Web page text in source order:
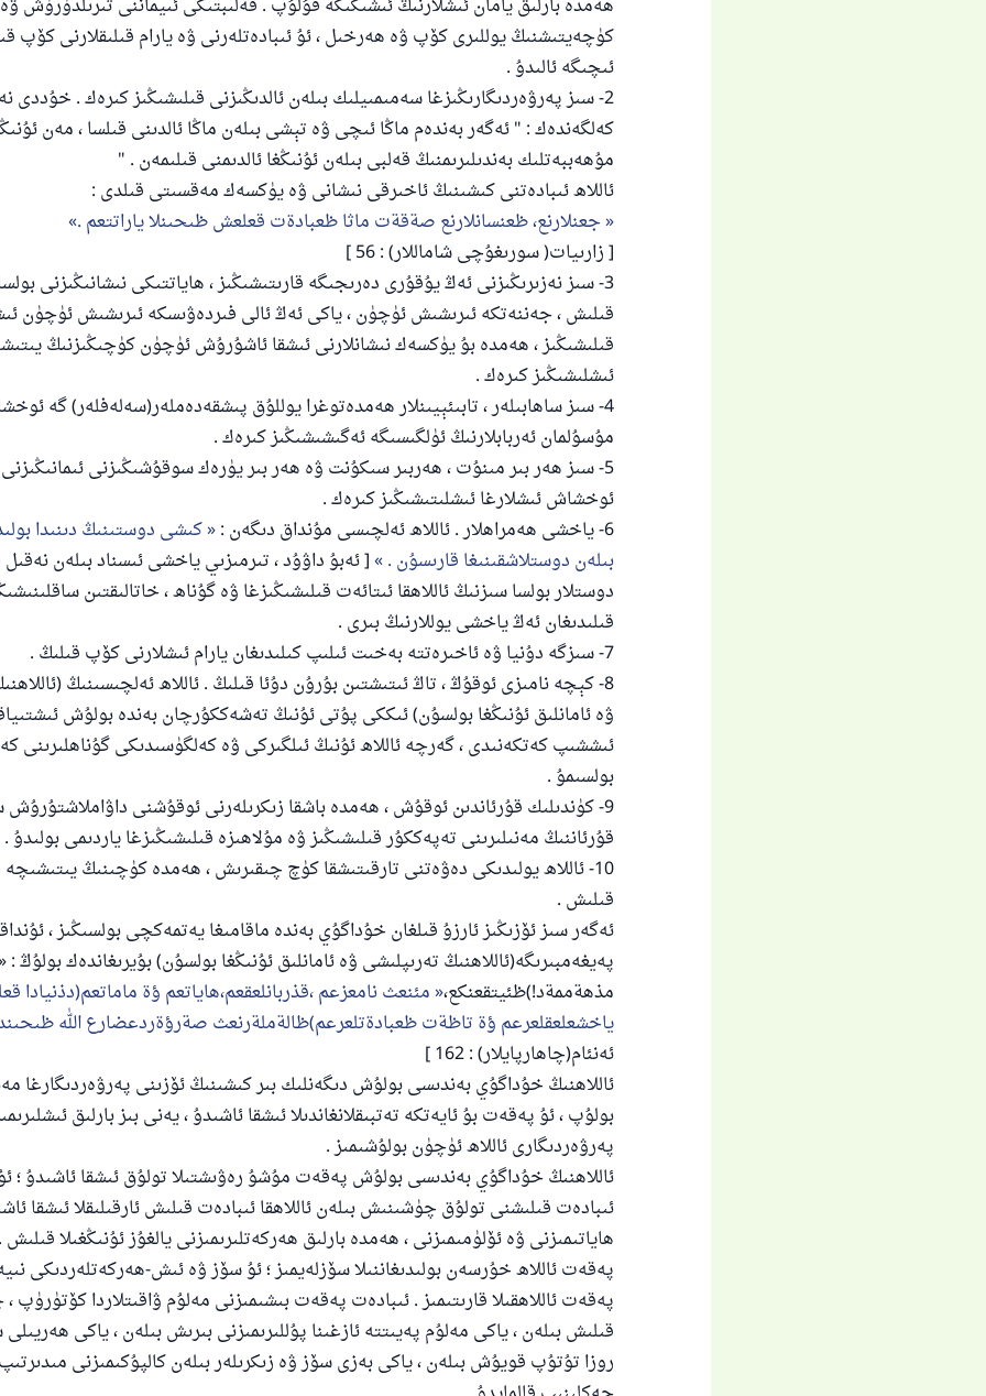
ھەمدە بارلىق يامان ئىشلارنىڭ ئىشىكىگە قۇلۇپ . قەلىبتىكى ئىيماننى تىرىلدۈرۈش
كۈچەيتىشنىڭ يوللىرى كۆپ ۋە ھەرخىل ، ئۇ ئىبادەتلەرنى ۋە يارام قىلىقلارنى كۆپ
ئىچىگە ئالىدۇ .
2- سىز پەرۋەردىگارىڭىزغا سەمىمىيلىك بىلەن ئالدىڭىزنى قىلىشىڭىز كىرەك . خۇددى
كەلگەندەك : " ئەگەر بەندەم ماڭا ئىچى ۋە تېشى بىلەن ماڭا ئالدىنى قىلسا ، مەن
مۇھەببەتلىك بەندىلىرىمنىڭ قەلبى بىلەن ئۇنىڭغا ئالدىمنى قىلىمەن . "
ئاللاھ ئىبادەتنى كىشىنىڭ ئاخىرقى نىشانى ۋە يۈكسەك مەقسىتى قىلدى :
جعنلارنع، ظعنسانلارنع صةقةت ماثا ظعبادةت قعلعش ظىحىنلا ياراتتعم .
[ زارىيات( سورىغۇچى شاماللار) : 56 ]
3- سىز نەزىرىڭىزنى ئەڭ يۇقۇرى دەرىجىگە قارىتىشىڭىز ، ھاياتتىكى نىشانىڭىزنى
قىلىش ، جەننەتكە ئىرىشىش ئۈچۈن ، ياكى ئەڭ ئالى فىردەۋىسكە ئىرىشىش ئۈچۈن
قىلىشىڭىز ، ھەمدە بۇ يۈكسەك نىشانلارنى ئىشقا ئاشۇرۇش ئۈچۈن كۈچىڭىزنىڭ
ئىشلىشىڭىز كىرەك .
4- سىز ساھابىلەر ، تابىئېيىنلار ھەمدەتوغرا يوللۇق پىشقەدەملەر(سەلەفلەر) گە
مۇسۇلمان ئەربابلارنىڭ ئۈلگىسىگە ئەگىشىشىڭىز كىرەك .
5- سىز ھەر بىر مىنۇت ، ھەربىر سىكۇنت ۋە ھەر بىر يۈرەك سوقۇشىڭىزنى
ئوخشاش ئىشلارغا ئىشلىتىشىڭىز كىرەك .
6- ياخشى ھەمراھلار . ئاللاھ ئەلچىسى مۇنداق دىگەن :
كىشى دوستىنىڭ دىنىدا
بىلەن دوستلاشقىنىغا قارىسۇن . [ ئەبۇ داۋۇد ، تىرمىزىي ياخشى ئىسناد بىلەن
دوستلار بولسا سىزنىڭ ئاللاھقا ئىتائەت قىلىشىڭىزغا ۋە گۇناھ ، خاتالىقتىن
قىلىدىغان ئەڭ ياخشى يوللارنىڭ بىرى .
7- سىزگە دۇنيا ۋە ئاخىرەتتە بەخىت ئىلىپ كىلىدىغان يارام ئىشلارنى كۆپ قىلىڭ .
8- كېچە نامىزى ئوقۇڭ ، تاڭ ئىتىشتىن بۇرۇن دۇئا قىلىڭ . ئاللاھ ئەلچىسىنىڭ
ۋە ئامانلىق ئۇنىڭغا بولسۇن) ئىككى پۇتى ئۇنىڭ تەشەككۇرچان بەندە بولۇش
ئىششىپ كەتكەنىدى ، گەرچە ئاللاھ ئۇنىڭ ئىلگىركى ۋە كەلگۈسىدىكى گۇناھلىرىنى
بولسىمۇ .
9- كۈندىلىك قۇرئاندىن ئوقۇش ، ھەمدە باشقا زىكرىلەرنى ئوقۇشنى داۋاملاشتۇرۇش
قۇرئاننىڭ مەنىلىرىنى تەپەككۇر قىلىشىڭىز ۋە مۇلاھىزە قىلىشىڭىزغا ياردىمى بولىدۇ .
10- ئاللاھ يولىدىكى دەۋەتنى تارقىتىشقا كۈچ چىقىرىش ، ھەمدە كۈچىنىڭ
قىلىش .
ئەگەر سىز ئۆزىڭىز ئارزۇ قىلغان خۇداگۇي بەندە ماقامىغا يەتمەكچى بولسىڭىز ،
پەيغەمبىرىگە(ئاللاھنىڭ تەرىپلىشى ۋە ئامانلىق ئۇنىڭغا بولسۇن) بۇيرىغاندەك بولۇڭ
مذهةممةد!)ظئيتقعنكع، مئنعث نامعزعم ،قذربانلعقعم،هاياتعم ؤة ماماتعم(دذنيادا
ياخشعلعقلعرعم ؤة تاظةت ظعبادةتلعرعم)ظالةملةرنعث صةرؤةردعضارع الله
ئەنئام(چاھارپايلار) : 162 ]
ئاللاھنىڭ خۇداگۇي بەندىسى بولۇش دىگەنلىك بىر كىشىنىڭ ئۆزىنى پەرۋەردىگارغا
بولۇپ ، ئۇ پەقەت بۇ ئايەتكە تەتبىقلانغاندىلا ئىشقا ئاشىدۇ ، يەنى بىز بارلىق
پەرۋەردىگارى ئاللاھ ئۈچۈن بولۇشىمىز .
ئاللاھنىڭ خۇداگۇي بەندىسى بولۇش پەقەت مۇشۇ رەۋىشتىلا تولۇق ئىشقا ئاشىدۇ ؛
ئىبادەت قىلىشنى تولۇق چۈشىنىش بىلەن ئاللاھقا ئىبادەت قىلىش ئارقىلىقلا ئىشقا
ھاياتىمىزنى ۋە ئۆلۈمىمىزنى ، ھەمدە بارلىق ھەركەتلىرىمىزنى يالغۇز ئۇنىڭغىلا
پەقەت ئاللاھ خۇرسەن بولىدىغاننىلا سۆزلەيمىز ؛ ئۇ سۆز ۋە ئىش-ھەركەتلەردىكى
پەقەت ئاللاھقىلا قارىتىمىز . ئىبادەت پەقەت بىشىمىزنى مەلۇم ۋاقىتلاردا
قىلىش بىلەن ، ياكى مەلۇم پەيىتتە ئازغىنا پۇللىرىمىزنى بىرىش بىلەن ، ياكى
روزا تۇتۇپ قويۇش بىلەن ، ياكى بەزى سۆز ۋە زىكرىلەر بىلەن كالپۇكىمىزنى
ئىئائە